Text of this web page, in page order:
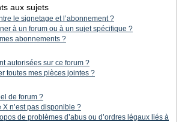
aux sujets
le signetage et l’abonnement ?
à un forum ou à un sujet spécifique ?
abonnements ?
autorisées sur ce forum ?
toutes mes pièces jointes ?
de forum ?
n’est pas disponible ?
de problèmes d’abus ou d’ordres légaux liés à